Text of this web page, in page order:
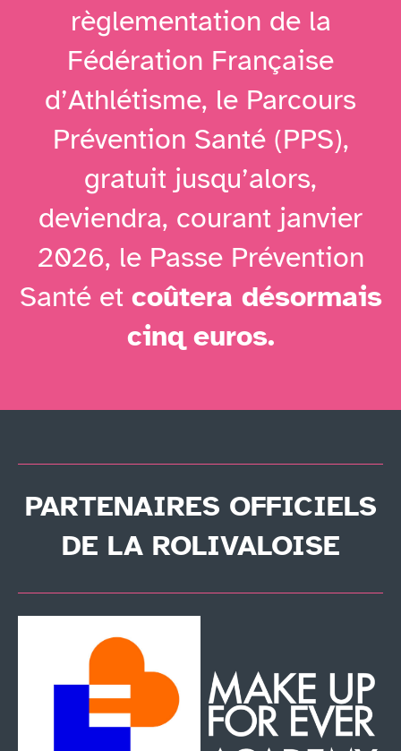
règlementation de la
Fédération Française
d’Athlétisme, le Parcours
Prévention Santé (PPS),
gratuit jusqu’alors,
deviendra, courant janvier
2026, le Passe Prévention
Santé et coûtera désormais
cinq euros.
PARTENAIRES OFFICIELS
DE LA ROLIVALOISE